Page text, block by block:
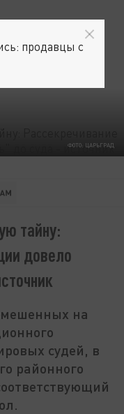
ФОТО: ЦАРЬГРАД
тайну:
довело
на
судей, в
районного
продавцы с